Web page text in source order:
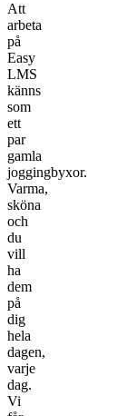
Att
arbeta
på
Easy
LMS
känns
som
ett
par
gamla
joggingbyxor.
Varma,
sköna
och
du
vill
ha
dem
på
dig
hela
dagen,
varje
dag.
Vi